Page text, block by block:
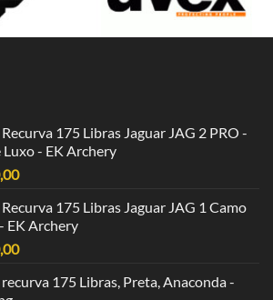
175 Libras Jaguar JAG 2 PRO -
Luxo - EK Archery
175 Libras Jaguar JAG 1 Camo
EK Archery
175 Libras, Preta, Anaconda -